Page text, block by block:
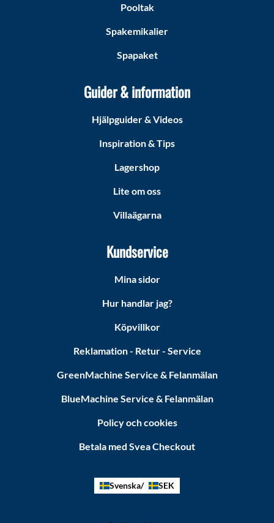
Pooltak
Spakemikalier
Spapaket
Guider & information
Hjälpguider & Videos
Inspiration & Tips
Lagershop
Lite om oss
Villaägarna
Kundservice
Mina sidor
Hur handlar jag?
Köpvillkor
Reklamation - Retur - Service
GreenMachine Service & Felanmälan
BlueMachine Service & Felanmälan
Policy och cookies
Betala med Svea Checkout
Svenska SEK